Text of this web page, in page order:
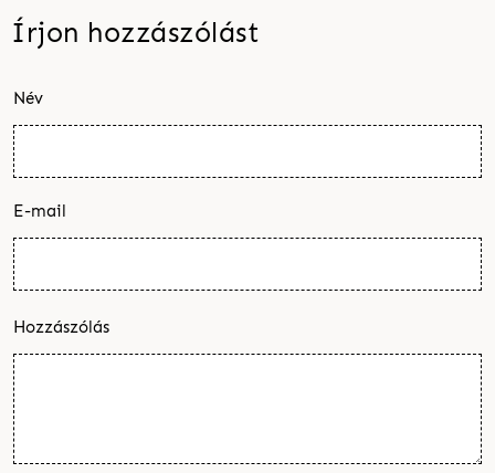
Írjon hozzászólást
Név
E-mail
Hozzászólás